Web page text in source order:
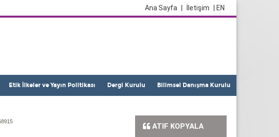
| EN
İletişim
Ana Sayfa
Etik İlkeler ve Yayın Politikası Dergi Kurulu Bilimsel Danışma Kurulu
ATIF KOPYALA